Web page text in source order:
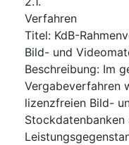
Verfahren
Titel: KdB-
Bild- und
Beschreibung: Im
Vergabeverfahren
lizenzfreien Bild-
Stockdatenbanken